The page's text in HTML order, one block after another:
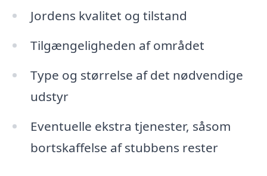
Jordens kvalitet og tilstand
Tilgængeligheden af området
Type og størrelse af det nødvendige
udstyr
Eventuelle ekstra tjenester, såsom
bortskaffelse af stubbens rester